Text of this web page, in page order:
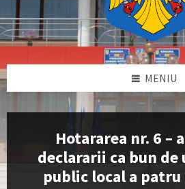
MENIU
Hotararea nr. 6 –
declararii ca bun de
public local a